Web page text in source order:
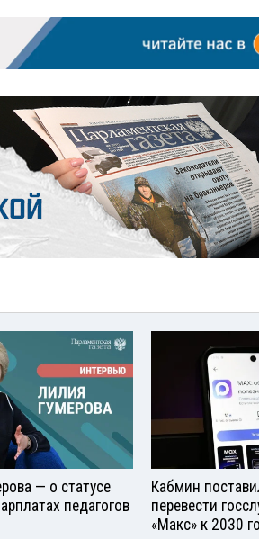
— о статусе
педагогов
Кабмин
перевести
«Макс» к 2030